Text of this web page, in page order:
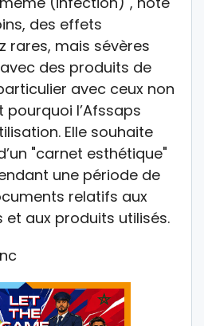
des effets
rares, mais sévères
des produits de
avec ceux non
pourquoi l’Afssaps
Elle souhaite
"carnet esthétique"
une période de
relatifs aux
aux produits utilisés.